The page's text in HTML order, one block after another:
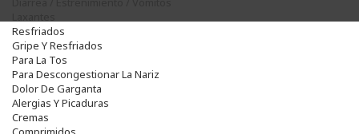
Resfriados
Gripe Y Resfriados
Para La Tos
Para Descongestionar La Nariz
Dolor De Garganta
Alergias Y Picaduras
Cremas